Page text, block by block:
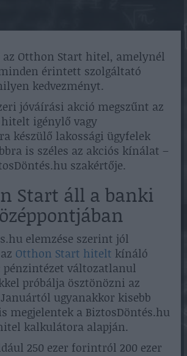
Otthon Start hitel, amelynél
érintett szolgáltató
kedvezményt.
jóváírási akció megszűnt az
igénylő vagy
készülő lakossági ügyfelek
is széles az akciós kínálat –
szakértője.
Start áll a banki
elemzése szerint jól
Otthon Start hitelt kínáló
változatlanul
próbálja ösztönözni az
ugyanakkor kisebb
megjelentek a BiztosDöntés.hu
kalkulátora alapján.
250 ezer forintról 200 ezer